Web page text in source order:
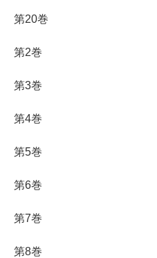
第20巻
第2巻
第3巻
第4巻
第5巻
第6巻
第7巻
第8巻